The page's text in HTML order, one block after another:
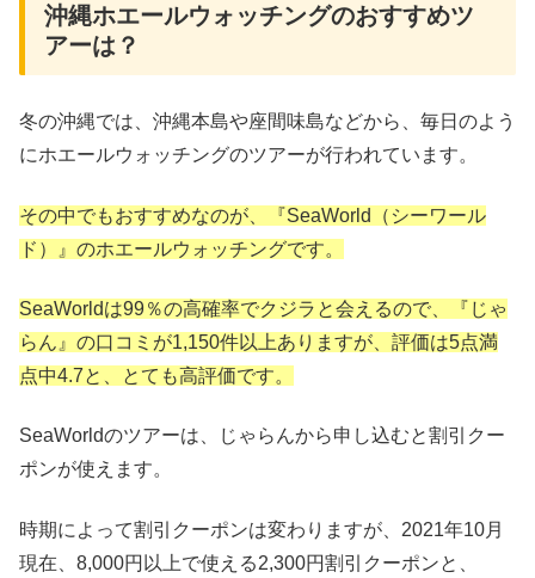
沖縄ホエールウォッチングのおすすめツ
アーは？
冬の沖縄では、沖縄本島や座間味島などから、毎日のよう
にホエールウォッチングのツアーが行われています。
その中でもおすすめなのが、『SeaWorld（シーワール
ド）』のホエールウォッチングです。
SeaWorldは99％の高確率でクジラと会えるので、『じゃ
らん』の口コミが1,150件以上ありますが、評価は5点満
点中4.7と、とても高評価です。
SeaWorldのツアーは、じゃらんから申し込むと割引クー
ポンが使えます。
時期によって割引クーポンは変わりますが、2021年10月
現在、8,000円以上で使える2,300円割引クーポンと、